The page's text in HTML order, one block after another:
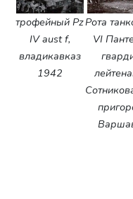
трофейный Pz
IV aust f,
владикавказ
1942
Рота
VI